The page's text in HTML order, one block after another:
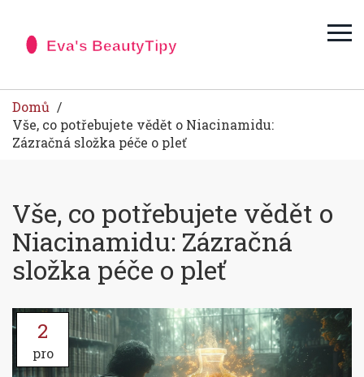
Domů
Vše, co potřebujete vědět o Niacinamidu:
Zázračná složka péče o pleť
Vše, co potřebujete vědět o
Niacinamidu: Zázračná
složka péče o pleť
2
pro